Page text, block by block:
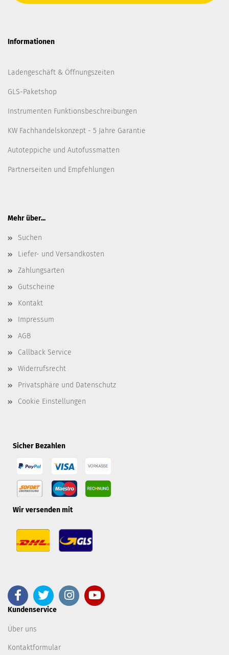
Informationen
Ladengeschäft & Öffnungszeiten
GLS-Paketshop
Instrumenten Funktionsbeschreibungen
KW Fachhandelskonzept - 5 Jahre Garantie
Autoteppiche und Autofussmatten
Partnerseiten und Empfehlungen
Mehr über...
Suchen
Liefer- und Versandkosten
Zahlungsarten
Gutscheine
Kontakt
Impressum
AGB
Callback Service
Widerrufsrecht
Privatsphäre und Datenschutz
Cookie Einstellungen
Sicher Bezahlen
Wir versenden mit
Kundenservice
Über uns
Kontaktformular